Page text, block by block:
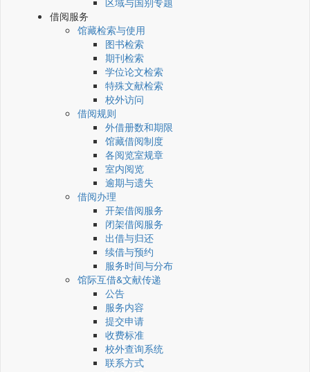
借阅服务
馆藏检索与使用
图书检索
期刊检索
学位论文检索
特殊文献检索
校外访问
借阅规则
外借册数和期限
馆藏借阅制度
各阅览室规章
室内阅览
逾期与遗失
借阅办理
开架借阅服务
闭架借阅服务
出借与归还
续借与预约
服务时间与分布
馆际互借&文献传递
公告
服务内容
提交申请
收费标准
校外查询系统
联系方式